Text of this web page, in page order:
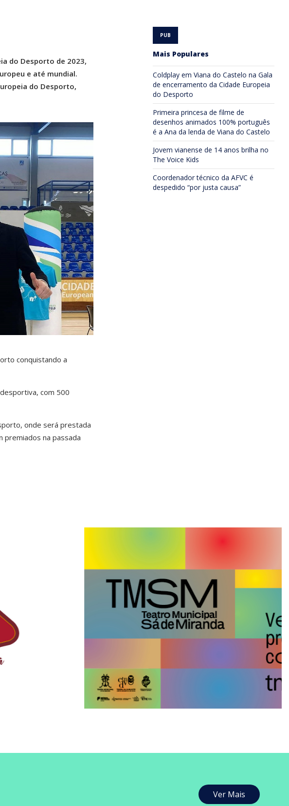
do Desporto de 2023,
e até mundial.
do Desporto,
conquistando a
com 500
onde será prestada
premiados na passada
Mais Populares
Coldplay em Viana do Castelo na Gala
de encerramento da Cidade Europeia
do Desporto
Primeira princesa de filme de
desenhos animados 100% português
é a Ana da lenda de Viana do Castelo
Jovem vianense de 14 anos brilha no
The Voice Kids
Coordenador técnico da AFVC é
despedido “por justa causa”
Ver Mais